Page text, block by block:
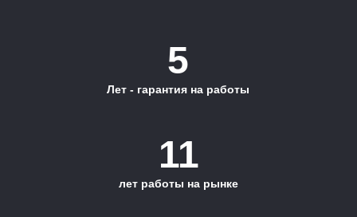
11
лет работы на рынке
5
Лет - гарантия на работы